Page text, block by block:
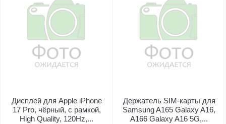
Дисплей для Apple iPhone
17 Pro, чёрный, с рамкой,
High Quality, 120Hz,...
Держатель SIM-карты для
Samsung A165 Galaxy A16,
A166 Galaxy A16 5G,...